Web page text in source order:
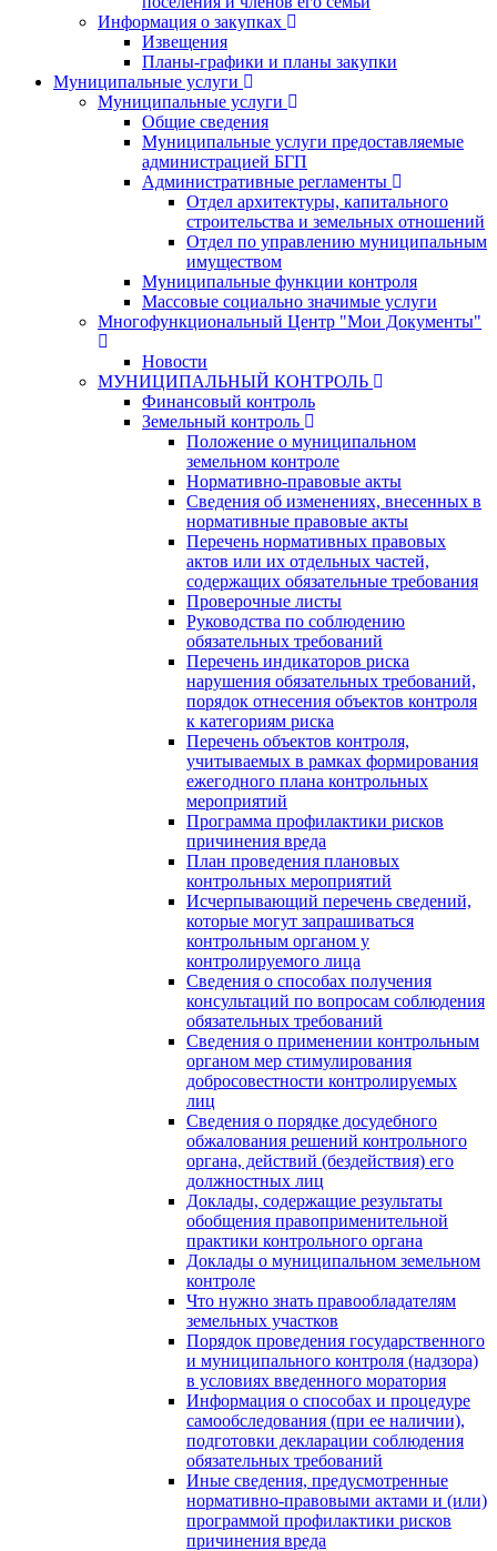
Информация о закупках
Извещения
Планы-графики и планы закупки
Муниципальные услуги
Муниципальные услуги
Общие сведения
Муниципальные услуги предоставляемые
администрацией БГП
Административные регламенты
Отдел архитектуры, капитального
строительства и земельных отношений
Отдел по управлению муниципальным
имуществом
Муниципальные функции контроля
Массовые социально значимые услуги
Многофункциональный Центр "Мои Документы"
Новости
МУНИЦИПАЛЬНЫЙ КОНТРОЛЬ
Финансовый контроль
Земельный контроль
Положение о муниципальном
земельном контроле
Нормативно-правовые акты
Сведения об изменениях, внесенных в
нормативные правовые акты
Перечень нормативных правовых
актов или их отдельных частей,
содержащих обязательные требования
Проверочные листы
Руководства по соблюдению
обязательных требований
Перечень индикаторов риска
нарушения обязательных требований,
порядок отнесения объектов контроля
к категориям риска
Перечень объектов контроля,
учитываемых в рамках формирования
ежегодного плана контрольных
мероприятий
Программа профилактики рисков
причинения вреда
План проведения плановых
контрольных мероприятий
Исчерпывающий перечень сведений,
которые могут запрашиваться
контрольным органом у
контролируемого лица
Сведения о способах получения
консультаций по вопросам соблюдения
обязательных требований
Сведения о применении контрольным
органом мер стимулирования
добросовестности контролируемых
лиц
Сведения о порядке досудебного
обжалования решений контрольного
органа, действий (бездействия) его
должностных лиц
Доклады, содержащие результаты
обобщения правоприменительной
практики контрольного органа
Доклады о муниципальном земельном
контроле
Что нужно знать правообладателям
земельных участков
Порядок проведения государственного
и муниципального контроля (надзора)
в условиях введенного моратория
Информация о способах и процедуре
самообследования (при ее наличии),
подготовки декларации соблюдения
обязательных требований
Иные сведения, предусмотренные
нормативно-правовыми актами и (или)
программой профилактики рисков
причинения вреда